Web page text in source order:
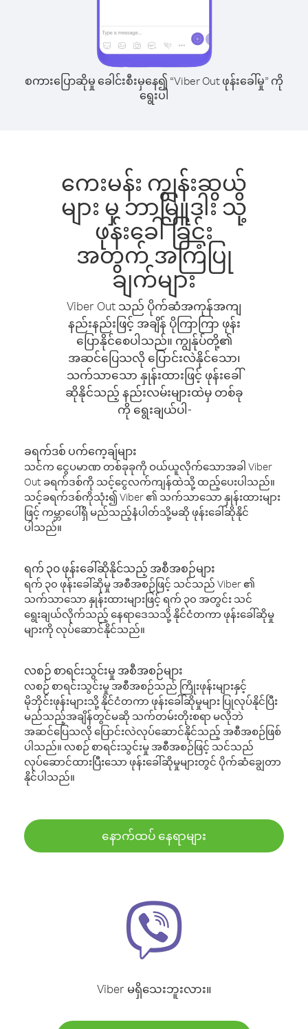
စကားပြောဆိုမှု ခေါင်းစီးမှနေ၍ “Viber Out ဖုန်းခေါ်မှု” ကို
ရွေးပါ
ကေးမန်း ကျွန်းဆွယ်
များ မှ ဘာမြူဒါး သို့
ဖုန်းခေါ်ခြင်း
အတွက် အကြံပြု
ချက်များ
Viber Out သည် ပိုက်ဆံအကုန်အကျ
နည်းနည်းဖြင့် အချိန် ပိုကြာကြာ ဖုန်း
ပြောနိုင်စေပါသည်။ ကျွန်ုပ်တို့၏
အဆင်ပြေသလို ပြောင်းလဲနိုင်သော၊
သက်သာသော နှုန်းထားဖြင့် ဖုန်းခေါ်
ဆိုနိုင်သည့် နည်းလမ်းများထဲမှ တစ်ခု
ကို ရွေးချယ်ပါ-
ခရက်ဒစ် ပက်ကေ့ချ်များ
သင်က ငွေပမာဏ တစ်ခုခုကို ဝယ်ယူလိုက်သောအခါ Viber
Out ခရက်ဒစ်ကို သင့်ငွေလက်ကျန်ထဲသို့ ထည့်ပေးပါသည်။
သင့်ခရက်ဒစ်ကိုသုံး၍ Viber ၏ သက်သာသော နှုန်းထားများ
ဖြင့် ကမ္ဘာပေါ်ရှိ မည်သည့်နံပါတ်သို့မဆို ဖုန်းခေါ်ဆိုနိုင်
ပါသည်။
ရက် ၃၀ ဖုန်းခေါ်ဆိုနိုင်သည့် အစီအစဉ်များ
ရက် ၃၀ ဖုန်းခေါ်ဆိုမှု အစီအစဉ်ဖြင့် သင်သည် Viber ၏
သက်သာသော နှုန်းထားများဖြင့် ရက် ၃၀ အတွင်း သင်
ရွေးချယ်လိုက်သည့် နေရာဒေသသို့ နိုင်ငံတကာ ဖုန်းခေါ်ဆိုမှု
များကို လုပ်ဆောင်နိုင်သည်။
လစဉ် စာရင်းသွင်းမှု အစီအစဉ်များ
လစဉ် စာရင်းသွင်းမှု အစီအစဉ်သည် ကြိုးဖုန်းများနှင့်
မိုဘိုင်းဖုန်းများသို့ နိုင်ငံတကာ ဖုန်းခေါ်ဆိုမှုများ ပြုလုပ်နိုင်ပြီး
မည်သည့်အချိန်တွင်မဆို သက်တမ်းတိုးစရာ မလိုဘဲ
အဆင်ပြေသလို ပြောင်းလဲလုပ်ဆောင်နိုင်သည့် အစီအစဉ်ဖြစ်
ပါသည်။ လစဉ် စာရင်းသွင်းမှု အစီအစဉ်ဖြင့် သင်သည်
လုပ်ဆောင်ထားပြီးသော ဖုန်းခေါ်ဆိုမှုများတွင် ပိုက်ဆံချွေတာ
နိုင်ပါသည်။
နောက်ထပ် နေရာများ
Viber မရှိသေးဘူးလား။